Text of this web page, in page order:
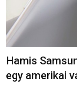
Hamis
egy amerikai